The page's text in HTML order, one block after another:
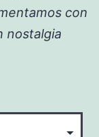
con
nostalgia